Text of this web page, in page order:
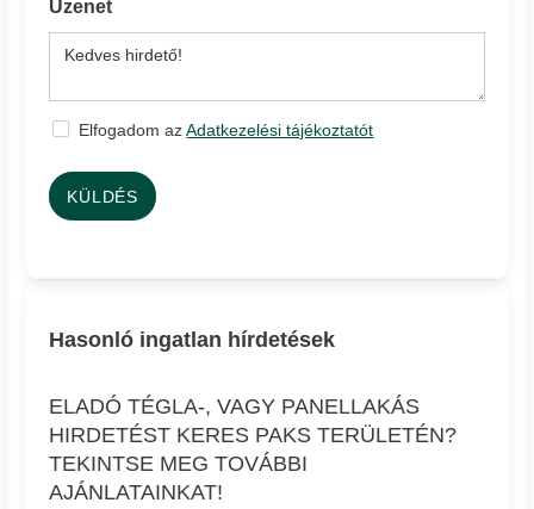
Üzenet
Elfogadom azAdatkezelési tájékoztatót
KÜLDÉS
Hasonló ingatlan hírdetések
ELADÓ TÉGLA-, VAGY PANELLAKÁS
HIRDETÉST KERES PAKS TERÜLETÉN?
TEKINTSE MEG TOVÁBBI
AJÁNLATAINKAT!